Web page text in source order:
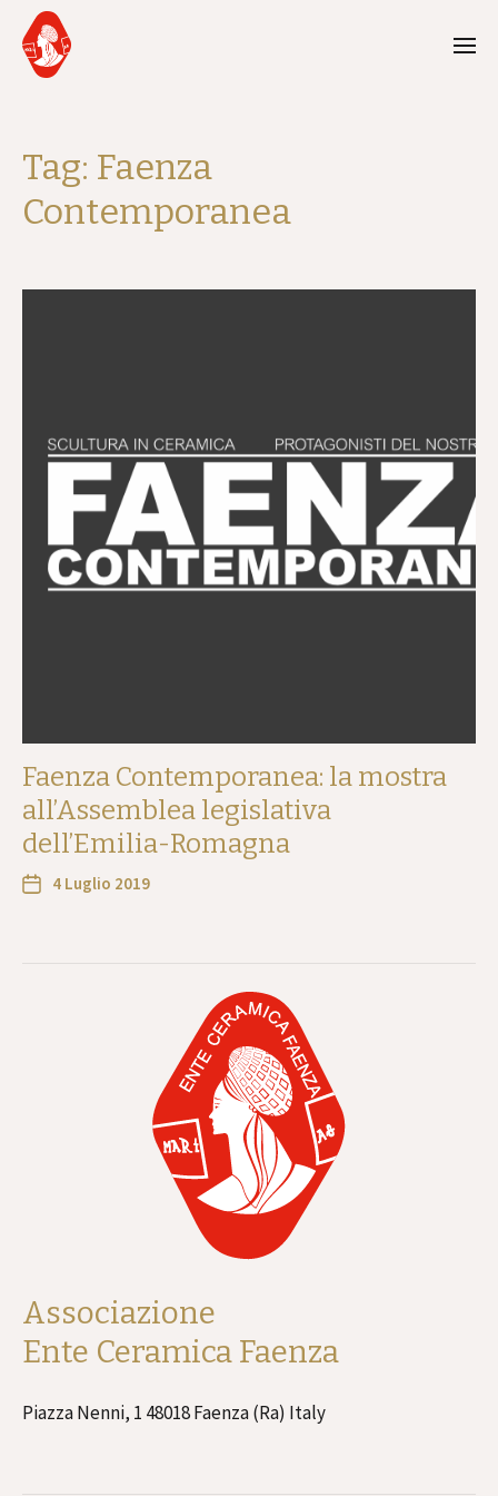
Tag: Faenza
Contemporanea
Faenza Contemporanea: la mostra
all’Assemblea legislativa
dell’Emilia-Romagna
4 Luglio 2019
Associazione
Ente Ceramica Faenza
Piazza Nenni, 1 48018 Faenza (Ra) Italy